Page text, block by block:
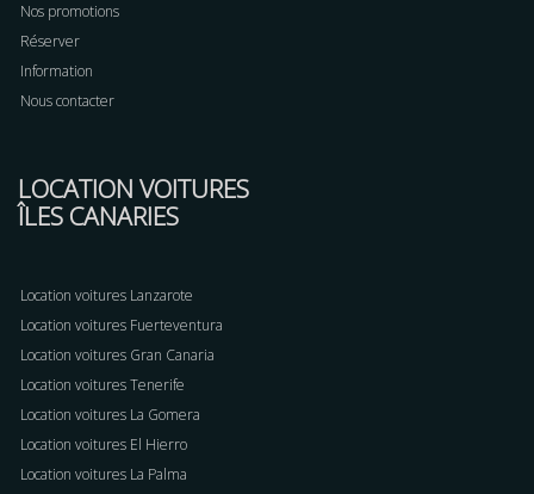
Nos promotions
Réserver
Information
Nous contacter
LOCATION VOITURES
ÎLES CANARIES
Location voitures Lanzarote
Location voitures Fuerteventura
Location voitures Gran Canaria
Location voitures Tenerife
Location voitures La Gomera
Location voitures El Hierro
Location voitures La Palma